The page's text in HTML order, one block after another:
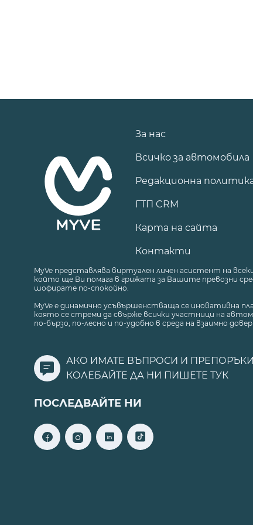
За нас
Всичко за автомобила
Редакционна
ГТП CRM
Карта на сайта
Контакти
MyVe представлява виртуален личен асистент на
който ще Ви помага в грижата за Вашите превозни
шофирате по-спокойно.
MyVe е динамично усъвършенстваща се иновативна
която се стреми да свърже всички участници на
по-бързо, по-лесно и по-удобно в среда на взаимно
АКО ИМАТЕ ВЪПРОСИ И
КОЛЕБАЙТЕ ДА НИ ПИШЕТЕ ТУК
ПОСЛЕДВАЙТЕ НИ